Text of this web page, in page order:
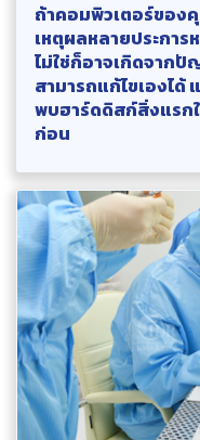
ถ้าคอมพิวเตอร์ของ
เหตุผลหลายประกา
ไม่ใช่ก็อาจเกิดจาก
สามารถแก้ไขเองได้
พบฮาร์ดดิสก์สิ่งแรก
ก่อน